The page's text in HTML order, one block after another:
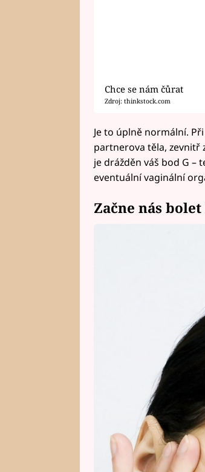
Chce se nám čůrat
Zdroj: thinkstock.com
Je to úplně normální.
partnerova těla, zevnitř
je drážděn váš bod G –
eventuální vaginální
Začne nás